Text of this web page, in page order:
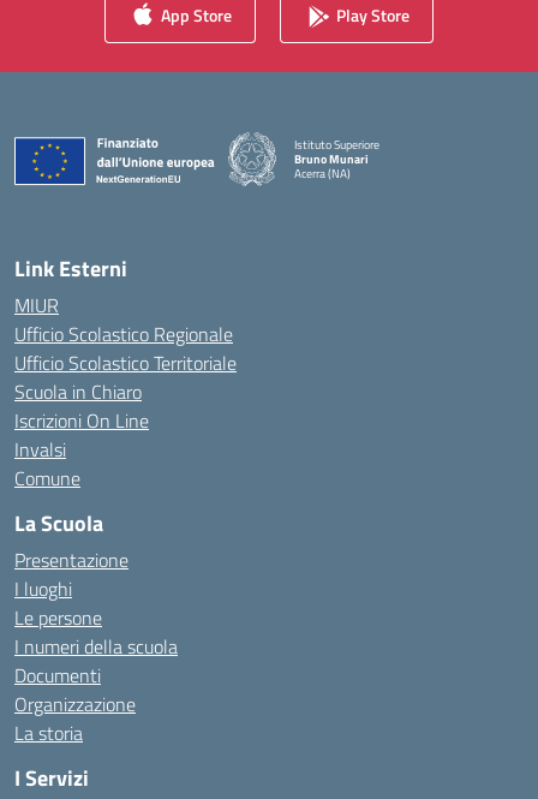
App Store Play Store
Istituto Superiore
Bruno Munari
Acerra (NA)
Link Esterni
MIUR
Ufficio Scolastico Regionale
Ufficio Scolastico Territoriale
Scuola in Chiaro
Iscrizioni On Line
Invalsi
Comune
La Scuola
Presentazione
I luoghi
Le persone
I numeri della scuola
Documenti
Organizzazione
La storia
I Servizi